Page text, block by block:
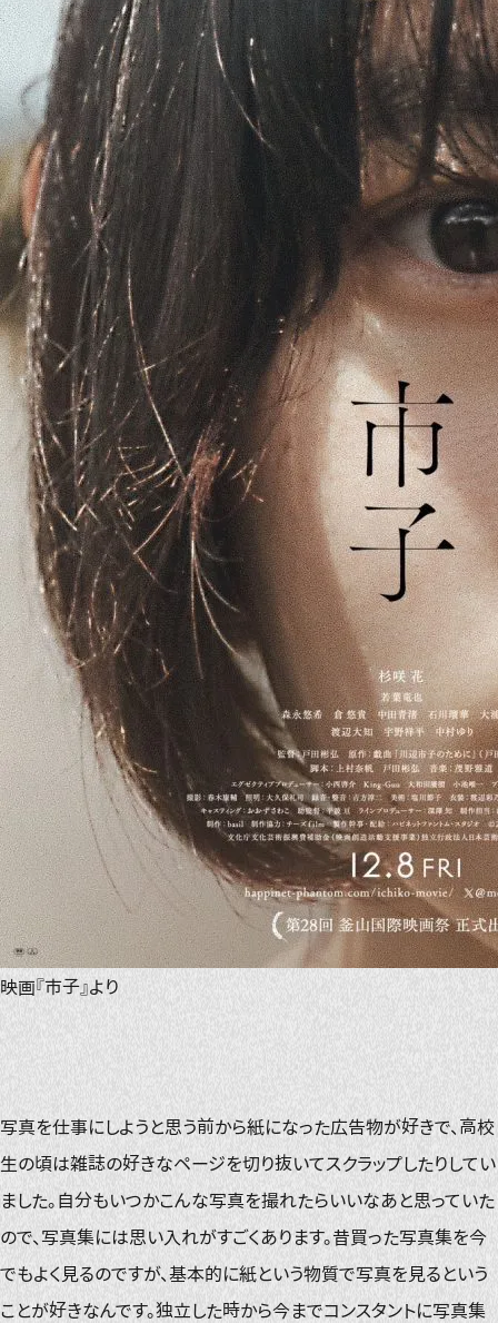
映画『市子』より
写真を仕事にしようと思う前から紙になった広告物が好きで、高校
生の頃は雑誌の好きなページを切り抜いてスクラップしたりしてい
ました。自分もいつかこんな写真を撮れたらいいなあと思っていた
ので、写真集には思い入れがすごくあります。昔買った写真集を今
でもよく見るのですが、基本的に紙という物質で写真を見るという
ことが好きなんです。独立した時から今までコンスタントに写真集